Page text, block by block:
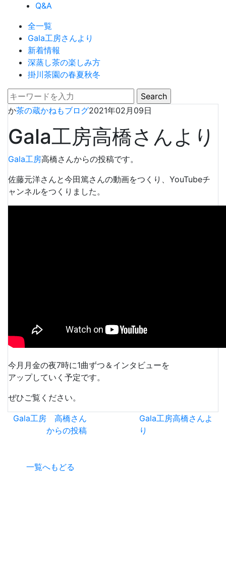
Q&A
全一覧
Gala工房さんより
新着情報
深蒸し茶の楽しみ方
掛川茶園の春夏秋冬
か茶の蔵かねもブログ2021年02月09日
Gala工房高橋さんより
Gala工房高橋さんからの投稿です。
佐藤元洋さんと今田篤さんの動画をつくり、YouTubeチ
ャンネルをつくりました。
今月月金の夜7時に1曲ずつ＆インタビューを
アップしていく予定です。
ぜひご覧ください。
Gala工房 高橋さん
からの投稿
Gala工房高橋さんよ
り
一覧へもどる